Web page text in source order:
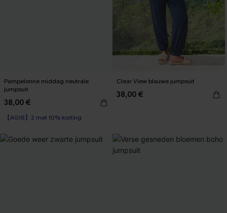
Pampelonne middag neutrale
jumpsuit
38,00 €
【AG18】2 met 10% korting
Clear View blauwe jumpsuit
38,00 €